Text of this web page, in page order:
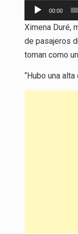
Reproductor
de
audio
00:00
Ximena Duré,
de pasajeros
toman como
“Hubo una